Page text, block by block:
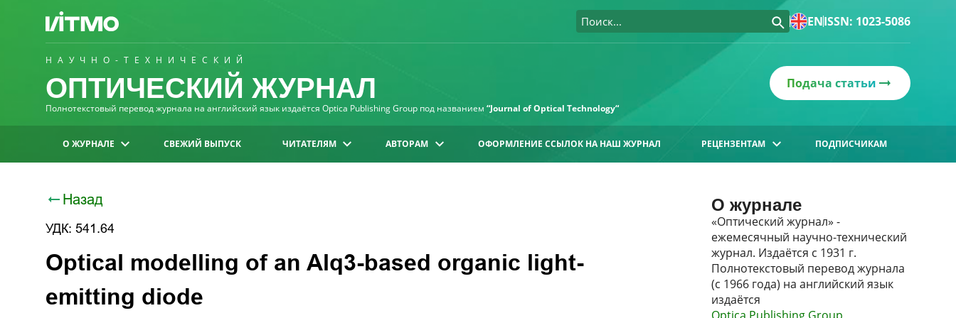
ENISSN: 1023-5086
НАУЧНО-ТЕХНИЧЕСКИЙ
ОПТИЧЕСКИЙ ЖУРНАЛ
Полнотекстовый перевод журнала на английский язык издаётся Optica Publishing Group под названием “Journal of Optical Technology“
Подача статьи
О ЖУРНАЛЕ СВЕЖИЙ ВЫПУСК ЧИТАТЕЛЯМ АВТОРАМ ОФОРМЛЕНИЕ ССЫЛОК НА НАШ ЖУРНАЛ РЕЦЕНЗЕНТАМ ПОДПИСЧИКАМ
Назад
УДК: 541.64
Optical modelling of an Alq3-based organic light-
emitting diode
О журнале
«Оптический журнал» -
ежемесячный научно-технический
журнал. Издаётся с 1931 г.
Полнотекстовый перевод журнала
(с 1966 года) на английский язык
издаётся